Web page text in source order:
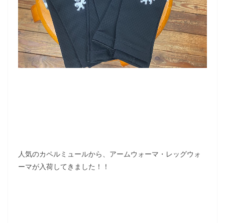
人気のカペルミュールから、アームウォーマ・レッグウォ
ーマが入荷してきました！！